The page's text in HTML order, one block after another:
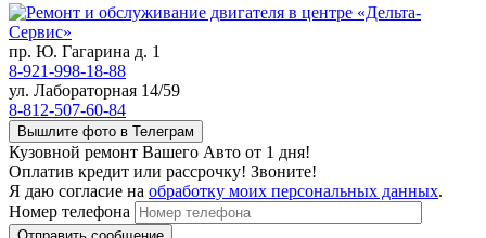
пр. Ю. Гагарина д. 1
8-921-998-18-88
ул. Лабораторная 14/59
8-812-507-60-84
Вышлите фото в Телеграм
Кузовной ремонт Вашего Авто от 1 дня!
Оплатив кредит или рассрочку! Звоните!
Я даю согласие на обработку моих персональных данных.
Номер телефона